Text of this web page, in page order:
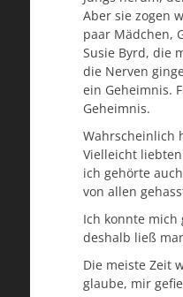
Aber sie zogen
paar Mädchen,
Susie Byrd, die
die Nerven
ein Geheimnis.
Geheimnis.
Wahrscheinlich
Vielleicht
ich gehörte
von allen
Ich konnte
deshalb ließ
Die meiste Zeit
glaube, mir